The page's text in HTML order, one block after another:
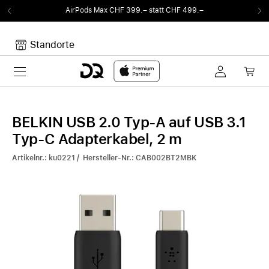
AirPods Max CHF 399.– statt CHF 499.–
Standorte
Toggle navigation
BELKIN USB 2.0 Typ-A auf USB 3.1
Typ-C Adapterkabel, 2 m
Artikelnr.: ku0221 / Hersteller-Nr.: CAB002BT2MBK